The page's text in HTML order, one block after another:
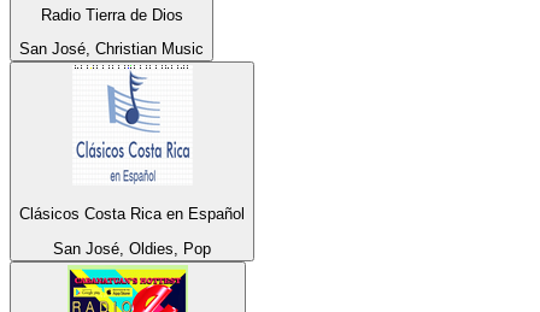
Radio Tierra de Dios
San José, Christian Music
Clásicos Costa Rica en Español
San José, Oldies, Pop